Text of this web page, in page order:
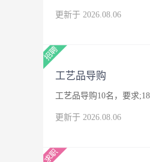
更新于 2026.08.06
工艺品导购
工艺品导购10名，要求
更新于 2026.08.06